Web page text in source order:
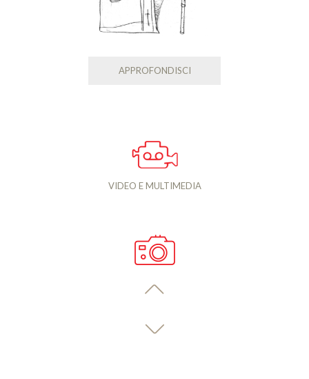
APPROFONDISCI
VIDEO E MULTIMEDIA